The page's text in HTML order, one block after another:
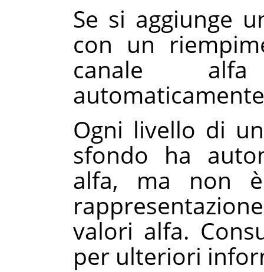
Se si aggiunge
con un
canale
Ogni livello di
sfondo ha
alfa, ma non
valori alfa.
per ulteriori